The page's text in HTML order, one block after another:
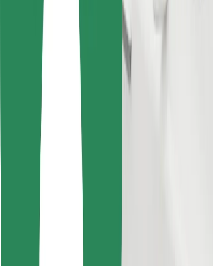
Cookies
Seguridad
Consigue un viaje en minutos
Descargar la app de Bolt
Encuentra tu comida favorita
Descargar la app de Bolt Food